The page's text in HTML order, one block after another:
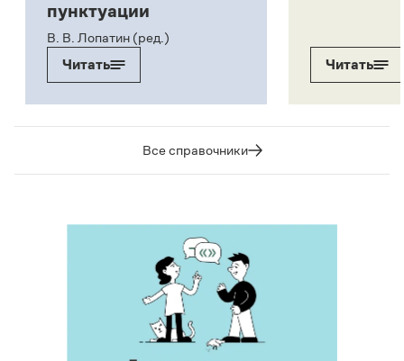
пунктуации
В. В. Лопатин (ред.)
Читать
Читать
Все справочники